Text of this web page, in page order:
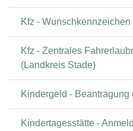
Kfz -
Kfz - Zentrales
(Landkreis Stade)
Kindergeld - Beantragung
Kindertagesstätte -